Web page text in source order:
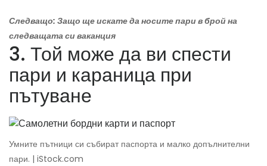
Следващо: Защо ще искате да носите пари в брой на
следващата си ваканция
3. Той може да ви спести
пари и караница при
пътуване
Умните пътници си събират паспорта и малко допълнителни
пари. | iStock.com